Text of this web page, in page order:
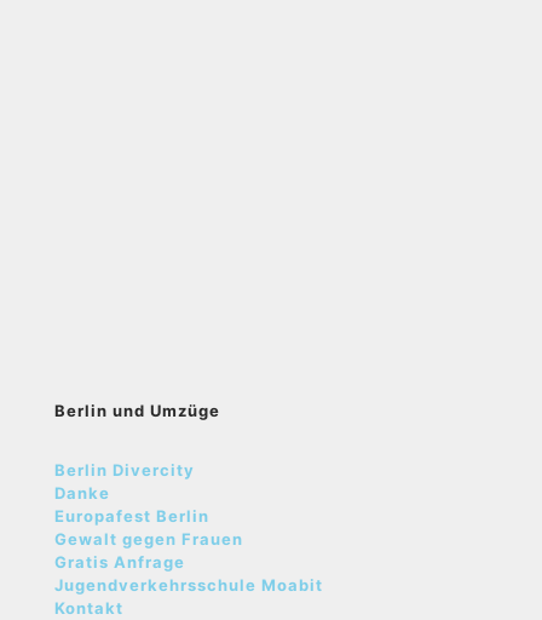
Berlin und Umzüge
Berlin Divercity
Danke
Europafest Berlin
Gewalt gegen Frauen
Gratis Anfrage
Jugendverkehrsschule Moabit
Kontakt